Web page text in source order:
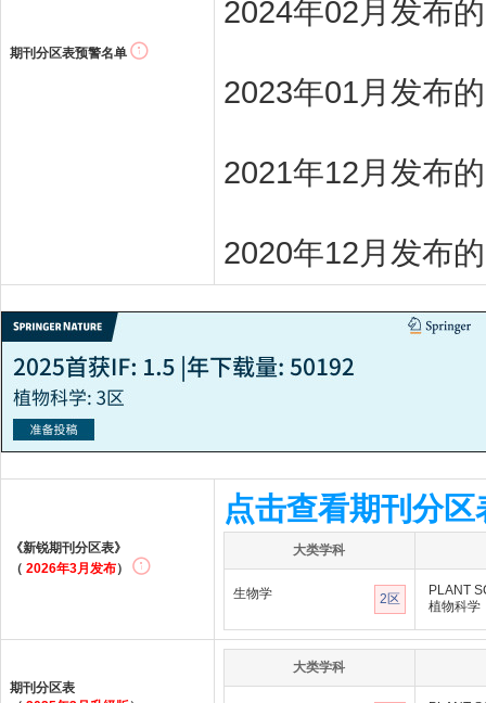
期刊分区表预警名单
2024年02月发布
2023年01月发布
2021年12月发布
2020年12月发布
《新锐期刊分区表》
（ 2026年3月发布）
点击查看期刊分区
大类学科
生物学 2区
PLANT
植物科学
期刊分区表
大类学科